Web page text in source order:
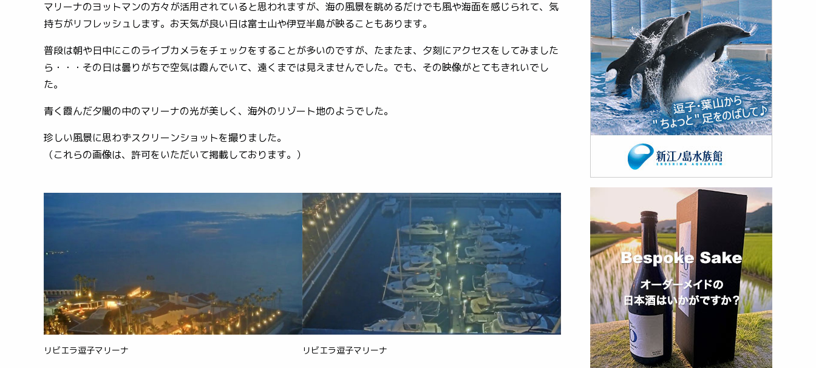
マリーナのヨットマンの方々が活用されていると思われますが、海の風景を眺めるだけでも風や海面を感じられて、気
持ちがリフレッシュします。お天気が良い日は富士山や伊豆半島が映ることもあります。
普段は朝や日中にこのライブカメラをチェックをすることが多いのですが、たまたま、夕刻にアクセスをしてみました
ら・・・その日は曇りがちで空気は霞んでいて、遠くまでは見えませんでした。でも、その映像がとてもきれいでし
た。
青く霞んだ夕闇の中のマリーナの光が美しく、海外のリゾート地のようでした。
珍しい風景に思わずスクリーンショットを撮りました。
（これらの画像は、許可をいただいて掲載しております。）
リビエラ逗子マリーナ リビエラ逗子マリーナ